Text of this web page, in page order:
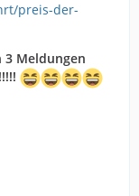
preis-der-
3 Meldungen